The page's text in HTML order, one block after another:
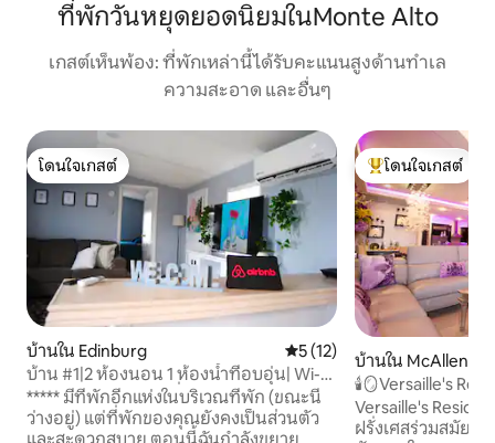
ที่พักวันหยุดยอดนิยมในMonte Alto
เกสต์เห็นพ้อง: ที่พักเหล่านี้ได้รับคะแนนสูงด้านทำเล
ความสะอาด และอื่นๆ
โดนใจเกสต์
โดนใจเกสต์
บ้านใน Edinburg คะแนนเฉลี่ย 5 จาก 5, 12 รีวิว
5 (12)
บ้าน #1|2 ห้องนอน 1 ห้องน้ำที่อบอุ่น| Wi-Fi
เร็ว| เตาย่าง| ทีวี 3 เครื่อง
***** มีที่พักอีกแห่งในบริเวณที่พัก (ขณะนี้
ว่างอยู่) แต่ที่พักของคุณยังคงเป็นส่วนตัว
โดนใจเกสต์ที่สุด
โดนใจเกสต์
บ้านใน McAllen
🕯🪞Versaille's
Versaille's
ฝรั่งเศสร่วมสมัย 2